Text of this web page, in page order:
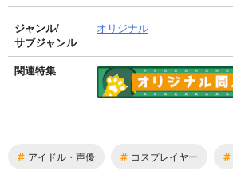
ジャンル/
サブジャンル
オリジナル
関連特集
# アイドル・声優 # コスプレイヤー #